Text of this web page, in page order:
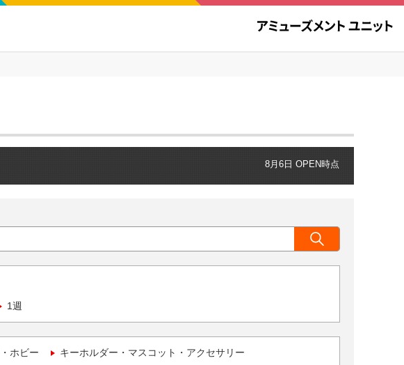
8月6日 OPEN時点
1週
ホビー キーホルダー・マスコット・アクセサリー